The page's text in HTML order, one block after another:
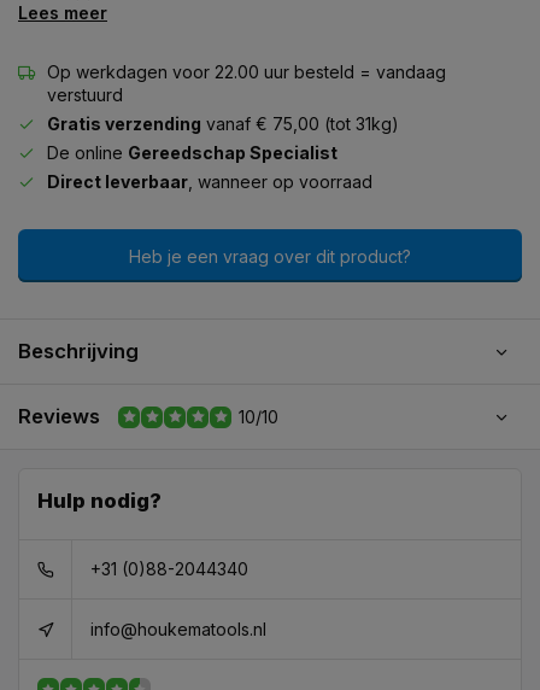
Lees meer
Op werkdagen voor 22.00 uur besteld = vandaag
verstuurd
Gratis verzending vanaf € 75,00 (tot 31kg)
De online Gereedschap Specialist
Direct leverbaar , wanneer op voorraad
Heb je een vraag over dit product?
Beschrijving
Reviews 10/10
Hulp nodig?
+31 (0)88-2044340
info@houkematools.nl